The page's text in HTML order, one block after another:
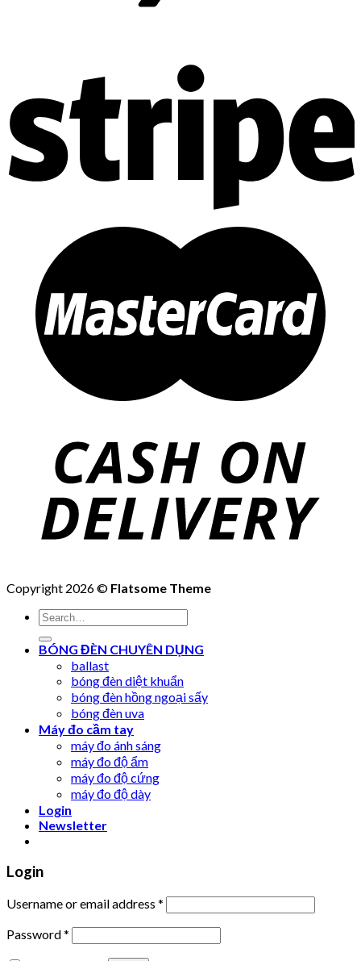
Copyright 2026 © Flatsome Theme
Search
for:
BÓNG ĐÈN CHUYÊN DỤNG
ballast
bóng đèn diệt khuẩn
bóng đèn hồng ngoại sấy
bóng đèn uva
Máy đo cầm tay
máy đo ánh sáng
máy đo độ ẩm
máy đo độ cứng
máy đo độ dày
Login
Newsletter
Login
Username or email address *
Password*